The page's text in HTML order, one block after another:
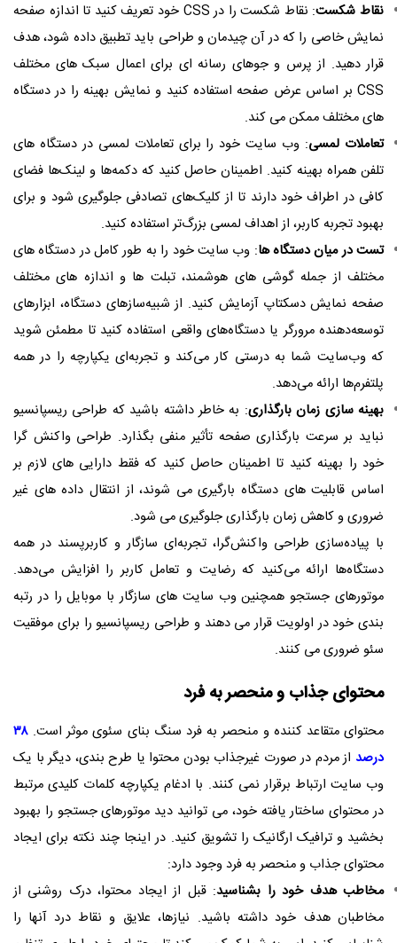
نقاط شکست
: نقاط شکست را در CSS خود تعریف کنید تا اندازه صفحه
نمایش خاصی را که در آن چیدمان و طراحی باید تطبیق داده شود، هدف
قرار دهید. از پرس و جوهای رسانه ای برای اعمال سبک های مختلف
CSS بر اساس عرض صفحه استفاده کنید و نمایش بهینه را در دستگاه
های مختلف ممکن می کند.
تعاملات لمسی: وب سایت خود را برای تعاملات لمسی در دستگاه های
تلفن همراه بهینه کنید. اطمینان حاصل کنید که دکمه‌ها و لینک‌ها فضای
کافی در اطراف خود دارند تا از کلیک‌های تصادفی جلوگیری شود و برای
بهبود تجربه کاربر، از اهداف لمسی بزرگ‌تر استفاده کنید.
تست در میان دستگاه ها: وب سایت خود را به طور کامل در دستگاه های
مختلف از جمله گوشی های هوشمند، تبلت ها و اندازه های مختلف
صفحه نمایش دسکتاپ آزمایش کنید. از شبیه‌سازهای دستگاه، ابزارهای
توسعه‌دهنده مرورگر یا دستگاه‌های واقعی استفاده کنید تا مطمئن شوید
که وب‌سایت شما به درستی کار می‌کند و تجربه‌ای یکپارچه را در همه
پلتفرم‌ها ارائه می‌دهد.
بهینه سازی زمان بارگذاری: به خاطر داشته باشید که طراحی ریسپانسیو
نباید بر سرعت بارگذاری صفحه تأثیر منفی بگذارد. طراحی واکنش گرا
خود را بهینه کنید تا اطمینان حاصل کنید که فقط دارایی های لازم بر
اساس قابلیت های دستگاه بارگیری می شوند، از انتقال داده های غیر
ضروری و کاهش زمان بارگذاری جلوگیری می شود.
با پیاده‌سازی طراحی واکنش‌گرا، تجربه‌ای سازگار و کاربرپسند در همه
دستگاه‌ها ارائه می‌کنید که رضایت و تعامل کاربر را افزایش می‌دهد.
موتورهای جستجو همچنین وب سایت های سازگار با موبایل را در رتبه
بندی خود در اولویت قرار می دهند و طراحی ریسپانسیو را برای موفقیت
سئو ضروری می کنند.
محتوای جذاب و منحصر به فرد
محتوای متقاعد کننده و منحصر به فرد سنگ بنای سئوی موثر است. ۳۸
درصد از مردم در صورت غیرجذاب بودن محتوا یا طرح بندی، دیگر با یک
وب سایت ارتباط برقرار نمی کنند. با ادغام یکپارچه کلمات کلیدی مرتبط
در محتوای ساختار یافته خود، می توانید دید موتورهای جستجو را بهبود
بخشید و ترافیک ارگانیک را تشویق کنید. در اینجا چند نکته برای ایجاد
محتوای جذاب و منحصر به فرد وجود دارد:
مخاطب هدف خود را بشناسید: قبل از ایجاد محتوا، درک روشنی از
مخاطبان هدف خود داشته باشید. نیازها، علایق و نقاط درد آنها را